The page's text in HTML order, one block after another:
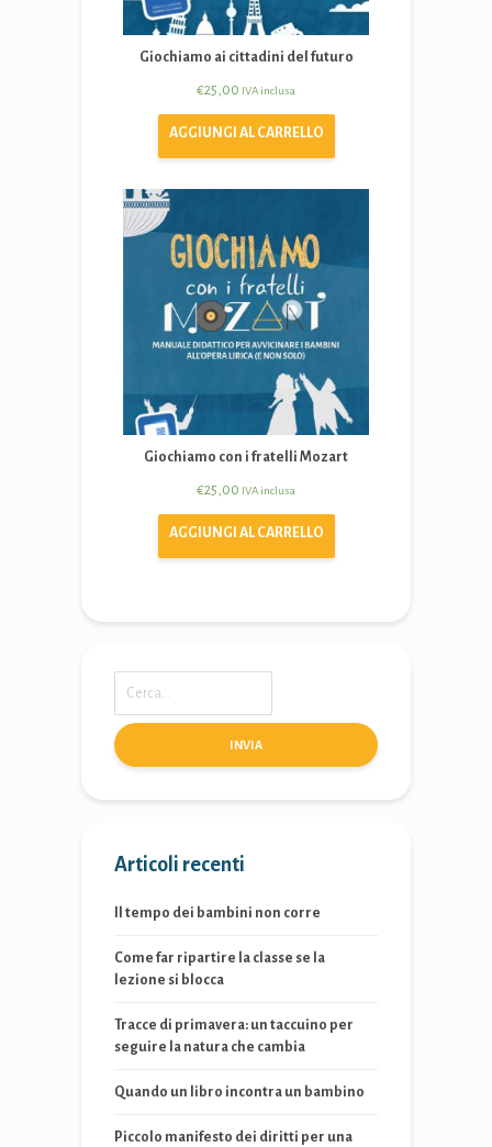
Giochiamo ai cittadini del futuro
€25,00 IVA inclusa
AGGIUNGI AL CARRELLO
Giochiamo con i fratelli Mozart
€25,00 IVA inclusa
AGGIUNGI AL CARRELLO
INVIA
Articoli recenti
Il tempo dei bambini non corre
Come far ripartire la classe se la
lezione si blocca
Tracce di primavera: un taccuino per
seguire la natura che cambia
Quando un libro incontra un bambino
Piccolo manifesto dei diritti per una